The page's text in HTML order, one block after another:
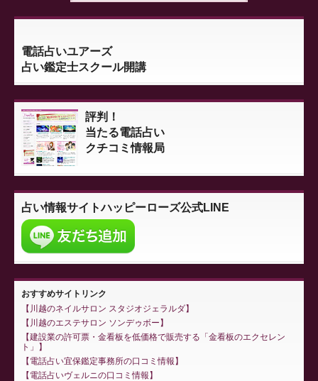
電話占いユアーズ
占い鑑定士スクール開講
評判！
当たる電話占い
クチコミ情報局
占い情報サイトハッピーローズ公式LINE
おすすめサイトリンク
川越のネイルサロン スタジオジェラルダ
川越のエステサロン ソンデゥボー
建設業の許可票・金看板を低価格で販売する「金看板のエクセレン
ト」
電話占い宜保鑑定事務所の口コミ情報
電話占いヴェルニの口コミ情報